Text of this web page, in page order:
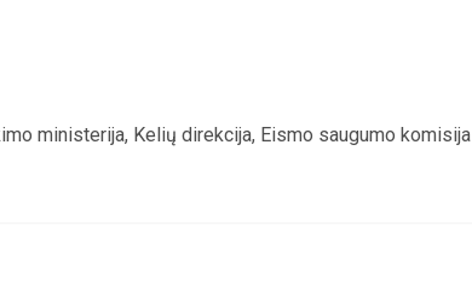
ministerija, Kelių direkcija, Eismo saugumo komisija